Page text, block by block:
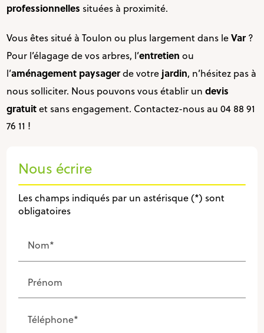
professionnelles situées à proximité.
Vous êtes situé à Toulon ou plus largement dans leVar?
Pour l’élagage de vos arbres, l’entretien ou
l’aménagement paysagerde votre jardin, n’hésitez pas à
nous solliciter. Nous pouvons vous établir undevis
gratuitet sans engagement. Contactez-nous au 04 88 91
76 11 !
Nous écrire
Les champs indiqués par un astérisque (*) sont
obligatoires
Nom*
Prénom
Téléphone*